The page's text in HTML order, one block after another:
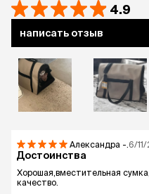
4.9
написать отзыв
Александра -. 6/
Достоинства
Хорошая,вместительная
качество.